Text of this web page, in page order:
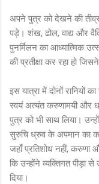
अपने पुत्र को देखने की
पड़े। शंख, ढोल, वाद्य और
पुनर्मिलन का आध्यात्मिक
की प्रतीक्षा कर रहा हो
इस यात्रा में दोनों रानियों
स्वयं अत्यंत करुणामयी और
पुत्र को भी साथ लिया।
सुरुचि ध्रुव के अपमान का
जहाँ प्रतिशोध नहीं, करुणा
कि उन्होंने व्यक्तिगत पीड़ा
दिया।